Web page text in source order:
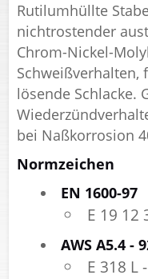
Rutilumhüllte
nichtrostender
Chrom-Nickel-
Schweißverhalten,
lösende Schlacke.
bei Naßkorrosion
Normzeichen
EN 1600-97
E 19 12
AWS A5.4 -
E 318 L